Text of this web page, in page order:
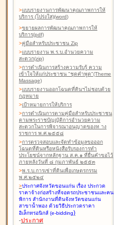
>แบบรายงานการพัฒนาคุณภาพการให้
บริการ (โปร่งใส)(word)
>ขยายผลการพัฒนาคุณภาพการให้
บริการ(pdf)
>คู่มือสำหรับประชาชน Zip
>แบบรายงาน พ.ร.บ.อำนวยความ
สะดวก(zip)
>การดำเนินการสร้างความรับรู้ ความ
เข้าใจให้แก่ประชาชน "ชุดคำพูด"(Theme
Massage)
>แบบรายงานออกโฉนดที่ดินฯไม่ชอบด้วย
กฎหมาย
>เป้าหมายการให้บริการ
>การดำเนินการตามคู่มือสำหรับประชาชน
ตามพระราชบัญญัติการอำนวยความ
สะดวกในการพิจารณาอนุญาตของท าง
ราชการ พ.ศ.๒๕๕๘
>การตรวจสอบและจัดทำข้อมูลขอออก
โฉนดที่ดินหรือหนังสือรับรองการทำ
ประโยชน์จากหลักฐาน ส.ค.๑ ที่ยื่นคำขอไว้
ภายหลังวันที่ ๘ กุมภาพันธ์ ๒๕๕๓
>พ.ร.บ.การเช่าที่ดินเพื่อเกษตรกรรม
พ.ศ.๒๕๒๔
>ประกาศจังหวัดขอนแก่น เรื่อง ประกวด
ราคาจ้างก่อสร้างที่จอดรถประชาชนและคน
พิการ สำนักงานที่ดินจังหวัดขอนแก่น
สาขาน้ำพอง ด้วยวิธีประกวดราคา
อิเล็กทรอนิกส์ (e-bidding)
-ประกาศ